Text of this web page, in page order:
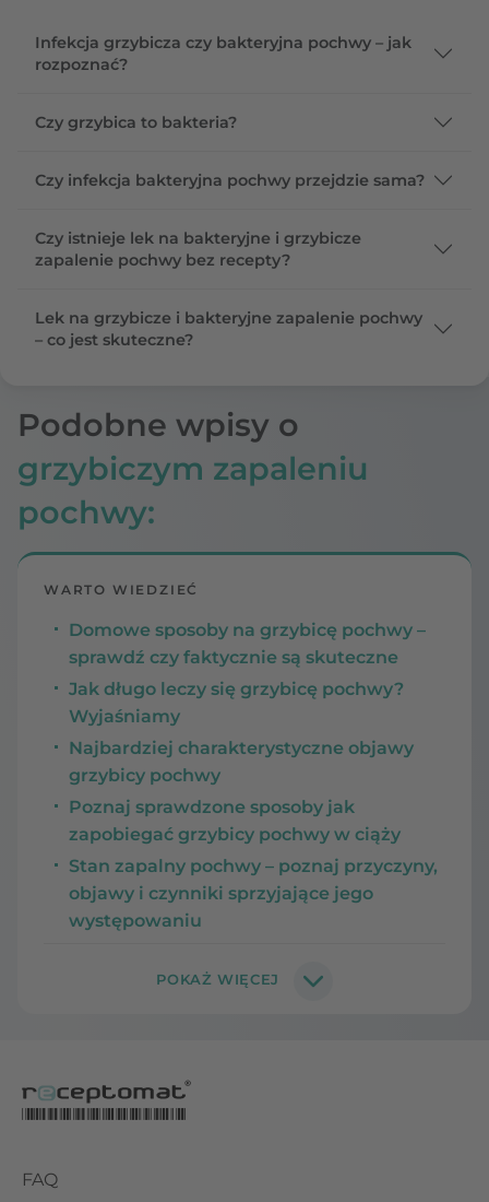
Infekcja grzybicza czy bakteryjna pochwy – jak
rozpoznać?
Czy grzybica to bakteria?
Czy infekcja bakteryjna pochwy przejdzie sama?
Czy istnieje lek na bakteryjne i grzybicze
zapalenie pochwy bez recepty?
Lek na grzybicze i bakteryjne zapalenie pochwy
– co jest skuteczne?
Podobne wpisy o
grzybiczym zapaleniu
pochwy:
WARTO WIEDZIEĆ
Domowe sposoby na grzybicę pochwy –
sprawdź czy faktycznie są skuteczne
Jak długo leczy się grzybicę pochwy?
Wyjaśniamy
Najbardziej charakterystyczne objawy
grzybicy pochwy
Poznaj sprawdzone sposoby jak
zapobiegać grzybicy pochwy w ciąży
Stan zapalny pochwy – poznaj przyczyny,
objawy i czynniki sprzyjające jego
występowaniu
FAQ